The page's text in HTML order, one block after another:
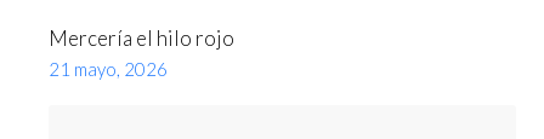
Mercería el hilo rojo
21 mayo, 2026